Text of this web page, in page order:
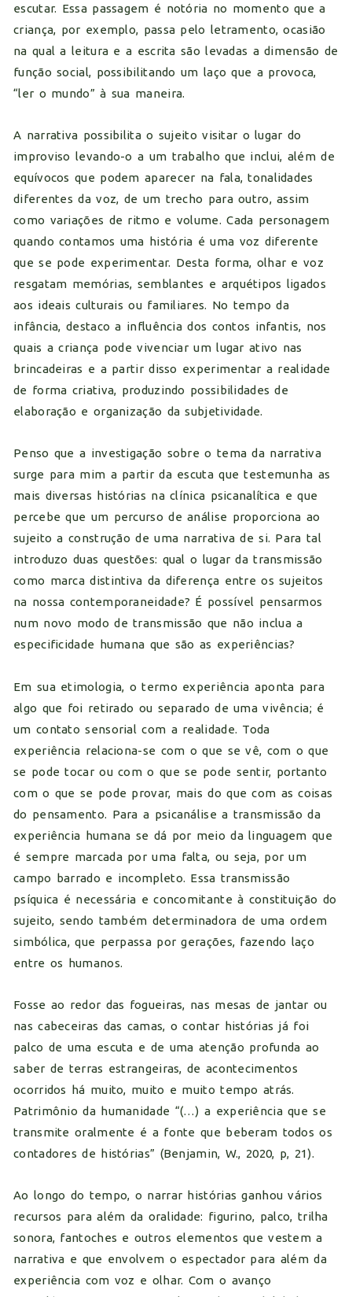
escutar. Essa passagem é notória no momento que a
criança, por exemplo, passa pelo letramento, ocasião
na qual a leitura e a escrita são levadas a dimensão de
função social, possibilitando um laço que a provoca,
“ler o mundo” à sua maneira.
A narrativa possibilita o sujeito visitar o lugar do
improviso levando-o a um trabalho que inclui, além de
equívocos que podem aparecer na fala, tonalidades
diferentes da voz, de um trecho para outro, assim
como variações de ritmo e volume. Cada personagem
quando contamos uma história é uma voz diferente
que se pode experimentar. Desta forma, olhar e voz
resgatam memórias, semblantes e arquétipos ligados
aos ideais culturais ou familiares. No tempo da
infância, destaco a influência dos contos infantis, nos
quais a criança pode vivenciar um lugar ativo nas
brincadeiras e a partir disso experimentar a realidade
de forma criativa, produzindo possibilidades de
elaboração e organização da subjetividade.
Penso que a investigação sobre o tema da narrativa
surge para mim a partir da escuta que testemunha as
mais diversas histórias na clínica psicanalítica e que
percebe que um percurso de análise proporciona ao
sujeito a construção de uma narrativa de si. Para tal
introduzo duas questões: qual o lugar da transmissão
como marca distintiva da diferença entre os sujeitos
na nossa contemporaneidade? É possível pensarmos
num novo modo de transmissão que não inclua a
especificidade humana que são as experiências?
Em sua etimologia, o termo experiência aponta para
algo que foi retirado ou separado de uma vivência; é
um contato sensorial com a realidade. Toda
experiência relaciona-se com o que se vê, com o que
se pode tocar ou com o que se pode sentir, portanto
com o que se pode provar, mais do que com as coisas
do pensamento. Para a psicanálise a transmissão da
experiência humana se dá por meio da linguagem que
é sempre marcada por uma falta, ou seja, por um
campo barrado e incompleto. Essa transmissão
psíquica é necessária e concomitante à constituição do
sujeito, sendo também determinadora de uma ordem
simbólica, que perpassa por gerações, fazendo laço
entre os humanos.
Fosse ao redor das fogueiras, nas mesas de jantar ou
nas cabeceiras das camas, o contar histórias já foi
palco de uma escuta e de uma atenção profunda ao
saber de terras estrangeiras, de acontecimentos
ocorridos há muito, muito e muito tempo atrás.
Patrimônio da humanidade “(…) a experiência que se
transmite oralmente é a fonte que beberam todos os
contadores de histórias” (Benjamin, W., 2020, p, 21).
Ao longo do tempo, o narrar histórias ganhou vários
recursos para além da oralidade: figurino, palco, trilha
sonora, fantoches e outros elementos que vestem a
narrativa e que envolvem o espectador para além da
experiência com voz e olhar. Com o avanço